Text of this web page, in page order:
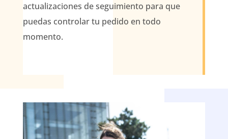
actualizaciones de seguimiento para que
puedas controlar tu pedido en todo
momento.